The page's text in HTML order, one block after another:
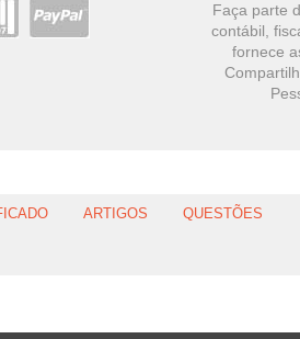
Faça parte
contábil,
fornece
ARTIGOS QUESTÕES